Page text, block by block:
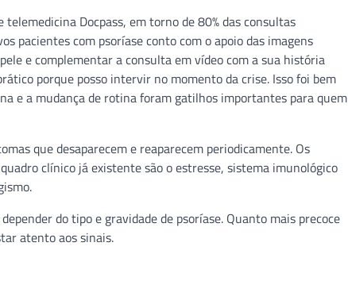
Docpass, em torno de 80% das consultas
pacientes com psoríase conto com o apoio das imagens
e complementar a consulta em vídeo com a sua história
porque posso intervir no momento da crise. Isso foi bem
e a mudança de rotina foram gatilhos importantes para quem
que desaparecem e reaparecem periodicamente. Os
clínico já existente são o estresse, sistema imunológico
do tipo e gravidade de psoríase. Quanto mais precoce
atento aos sinais.